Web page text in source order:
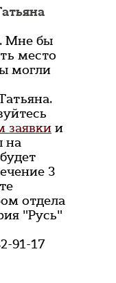
Мне бы
место
могли
заявки и
на
3
отдела
"Русь"
91-17